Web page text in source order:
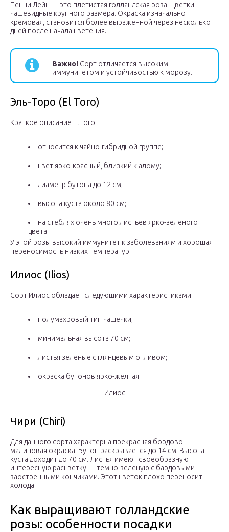
Пенни Лейн — это плетистая голландская роза. Цветки
чашевидные крупного размера. Окраска изначально
кремовая, становится более выраженной через несколько
дней после начала цветения.
Важно! Сорт отличается высоким
иммунитетом и устойчивостью к морозу.
Эль-Торо (El Toro)
Краткое описание El Toro:
относится к чайно-гибридной группе;
цвет ярко-красный, близкий к алому;
диаметр бутона до 12 см;
высота куста около 80 см;
на стеблях очень много листьев ярко-зеленого
цвета.
У этой розы высокий иммунитет к заболеваниям и хорошая
переносимость низких температур.
Илиос (Ilios)
Сорт Илиос обладает следующими характеристиками:
полумахровый тип чашечки;
минимальная высота 70 см;
листья зеленые с глянцевым отливом;
окраска бутонов ярко-желтая.
Илиос
Чири (Chiri)
Для данного сорта характерна прекрасная бордово-
малиновая окраска. Бутон раскрывается до 14 см. Высота
куста доходит до 70 см. Листья имеют своеобразную
интересную расцветку — темно-зеленую с бардовыми
заостренными кончиками. Этот цветок плохо переносит
холода.
Как выращивают голландские
розы: особенности посадки